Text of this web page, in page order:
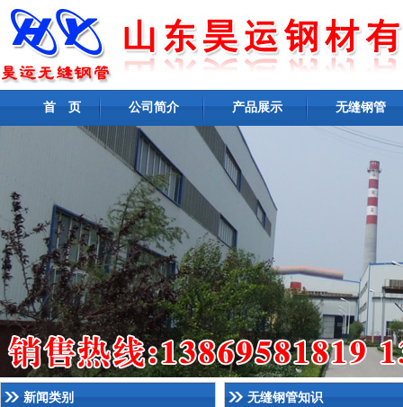
首 页 公司简介 产品展示 无缝钢管
新闻类别 无缝钢管知识